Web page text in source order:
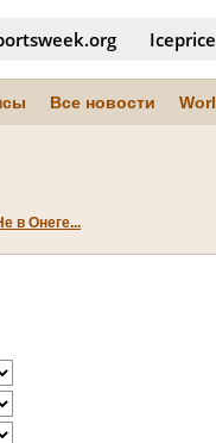
Все новости
в Онеге...